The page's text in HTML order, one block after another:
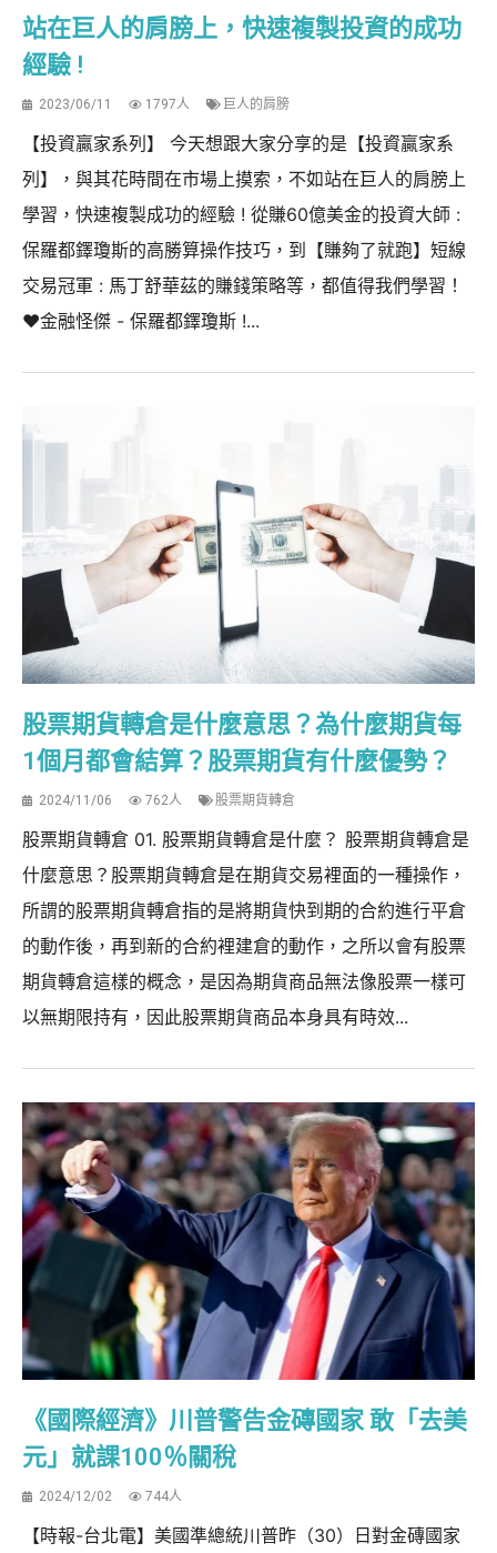
站在巨人的肩膀上，快速複製投資的成功
經驗 !
2023/06/11 1797人 巨人的肩膀
【投資贏家系列】 今天想跟大家分享的是【投資贏家系
列】，與其花時間在市場上摸索，不如站在巨人的肩膀上
學習，快速複製成功的經驗 ! 從賺60億美金的投資大師 :
保羅都鐸瓊斯的高勝算操作技巧，到【賺夠了就跑】短線
交易冠軍 : 馬丁舒華茲的賺錢策略等，都值得我們學習！
❤️金融怪傑 - 保羅都鐸瓊斯 !...
股票期貨轉倉是什麼意思？為什麼期貨每
1個月都會結算？股票期貨有什麼優勢？
2024/11/06 762人 股票期貨轉倉
股票期貨轉倉 01. 股票期貨轉倉是什麼？ 股票期貨轉倉是
什麼意思？股票期貨轉倉是在期貨交易裡面的一種操作，
所謂的股票期貨轉倉指的是將期貨快到期的合約進行平倉
的動作後，再到新的合約裡建倉的動作，之所以會有股票
期貨轉倉這樣的概念，是因為期貨商品無法像股票一樣可
以無期限持有，因此股票期貨商品本身具有時效...
《國際經濟》川普警告金磚國家 敢「去美
元」就課100％關稅
2024/12/02 744人
【時報-台北電】美國準總統川普昨（30）日對金磚國家